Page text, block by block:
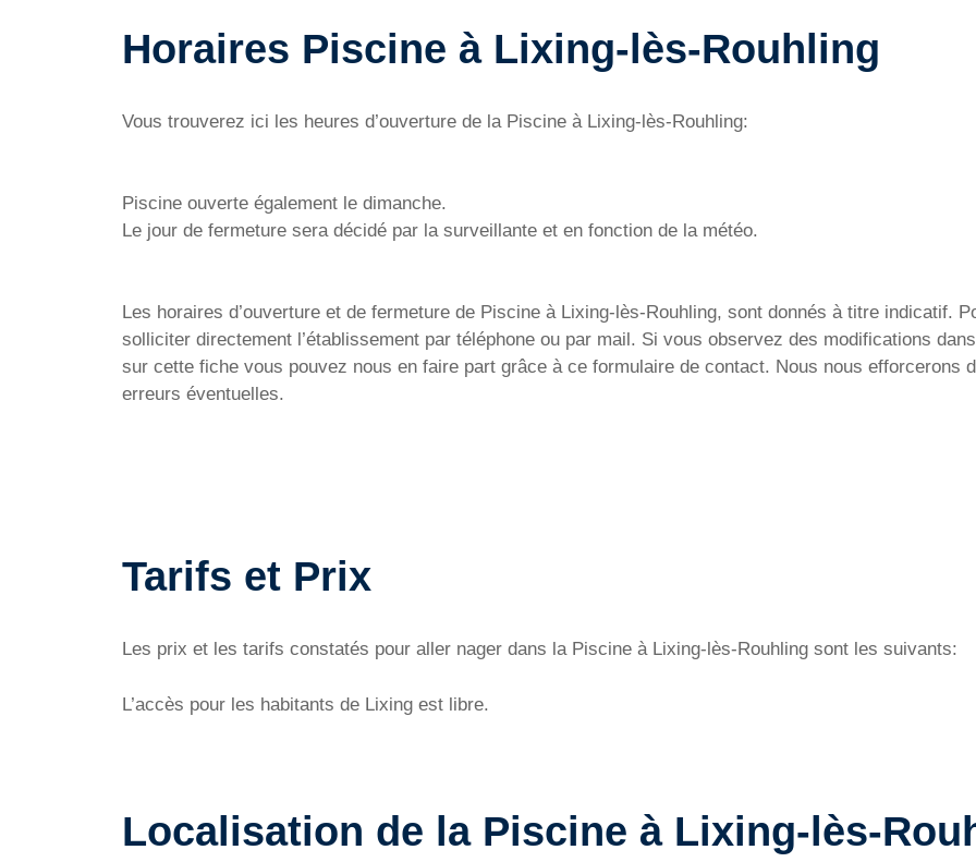
Horaires Piscine à Lixing-lès-Rouhling
Vous trouverez ici les heures d’ouverture de la Piscine à Lixing-lès-Rouhling:
Piscine ouverte également le dimanche.
Le jour de fermeture sera décidé par la surveillante et en fonction de la météo.
Les horaires d’ouverture et de fermeture de Piscine à Lixing-lès-Rouhling, sont donnés à titre indicatif.
solliciter directement l’établissement par téléphone ou par mail. Si vous observez des modifications
sur cette fiche vous pouvez nous en faire part grâce à ce formulaire de contact. Nous nous efforcerons
erreurs éventuelles.
Tarifs et Prix
Les prix et les tarifs constatés pour aller nager dans la Piscine à Lixing-lès-Rouhling sont les suivants:
L’accès pour les habitants de Lixing est libre.
Localisation de la Piscine à Lixing-lès-